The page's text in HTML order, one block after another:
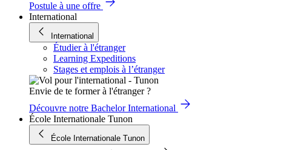
Postule à une offre
International
International
Étudier à l'étranger
Learning Expeditions
Stages et emplois à l’étranger
Envie de te former à l'étranger ?
Découvre notre Bachelor International
École Internationale Tunon
École Internationale Tunon